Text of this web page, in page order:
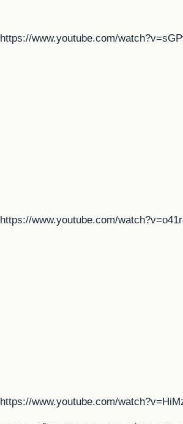
https://www.youtube.com/
https://www.youtube.com/
https://www.youtube.com/